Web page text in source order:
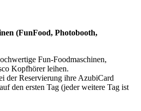
(FunFood, Photobooth,
Fun-Foodmaschinen,
Kopfhörer leihen.
der Reservierung ihre AzubiCard
den ersten Tag (jeder weitere Tag ist